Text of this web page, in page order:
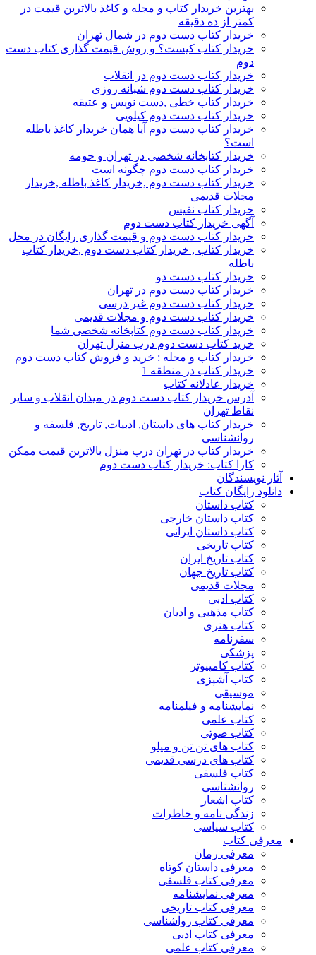
بهترین خریدار کتاب و مجله و کاغذ بالاترین قیمت در
کمتر از ده دقیقه
خریدار کتاب دست دوم در شمال تهران
خریدار کتاب کیست؟ و روش قیمت گذاری کتاب دست
دوم
خریدار کتاب دست دوم در انقلاب
خریدار کتاب دست دوم شبانه روزی
خریدار کتاب خطی ,دست نویس و عتیقه
خریدار کتاب دست دوم کیلویی
خریدار کتاب دست دوم آیا همان خریدار کاغذ باطله
است؟
خریدار کتابخانه شخصی در تهران و حومه
خریدار کتاب دست دوم چگونه است
خریدار کتاب دست دوم ,خریدار کاغذ باطله ,خریدار
مجلات قدیمی
خریدار کتاب نفیس
آگهی خریدار کتاب دست دوم
خریدار کتاب دست دوم و قیمت گذاری رایگان در محل
خریدار کتاب , خریدار کتاب دست دوم ,خریدار کتاب
باطله
خریدار کتاب دست دو
خریدار کتاب دست دوم در تهران
خریدار کتاب دست دوم غیر درسی
خریدار کتاب دست دوم و مجلات قدیمی
خریدار کتاب دست دوم کتابخانه شخصی شما
خرید کتاب دست دوم درب منزل تهران
خریدار کتاب و مجله : خرید و فروش کتاب دست دوم
خریدار کتاب در منطقه 1
خریدار عادلانه کتاب
آدرس خریدار کتاب دست دوم در میدان انقلاب و سایر
نقاط تهران
خریدار کتاب های داستان, ادبیات, تاریخ, فلسفه و
روانشناسی
خریدار کتاب در تهران درب منزل بالاترین قیمت ممکن
کارا کتاب: خریدار کتاب دست دوم
آثار نویسندگان
دانلود رایگان کتاب
کتاب داستان
کتاب داستان خارجی
کتاب داستان ایرانی
کتاب تاریخی
کتاب تاریخ ایران
کتاب تاریخ جهان
مجلات قدیمی
کتاب ادبی
کتاب مذهبی و ادیان
کتاب هنری
سفرنامه
پزشکی
کتاب کامپیوتر
کتاب آشپزی
موسیقی
نمایشنامه و فیلمنامه
کتاب علمی
کتاب صوتی
کتاب های تن تن و میلو
کتاب های درسی قدیمی
کتاب فلسفی
روانشناسی
کتاب اشعار
زندگی نامه و خاطرات
کتاب سیاسی
معرفی کتاب
معرفی رمان
معرفی داستان کوتاه
معرفی کتاب فلسفی
معرفی نمایشنامه
معرفی کتاب تاریخی
معرفی کتاب رواشناسی
معرفی کتاب ادبی
معرفی کتاب علمی